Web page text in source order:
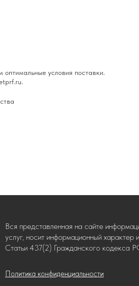
условия поставки.
Политика конфиденциальности
Вся представленная на сайте
услуг, носит информационный характер
Статьи 437(2) Гражданского кодекса